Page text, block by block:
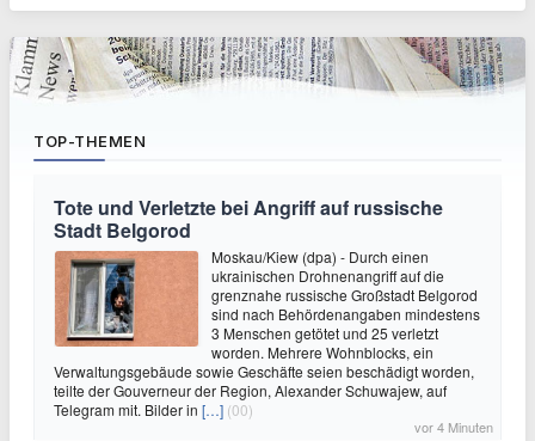
TOP-THEMEN
Tote und Verletzte bei Angriff auf russische
Stadt Belgorod
Moskau/Kiew (dpa) - Durch einen
ukrainischen Drohnenangriff auf die
grenznahe russische Großstadt Belgorod
sind nach Behördenangaben mindestens
3 Menschen getötet und 25 verletzt
worden. Mehrere Wohnblocks, ein
Verwaltungsgebäude sowie Geschäfte seien beschädigt worden,
teilte der Gouverneur der Region, Alexander Schuwajew, auf
Telegram mit. Bilder in […] (00)
vor 4 Minuten